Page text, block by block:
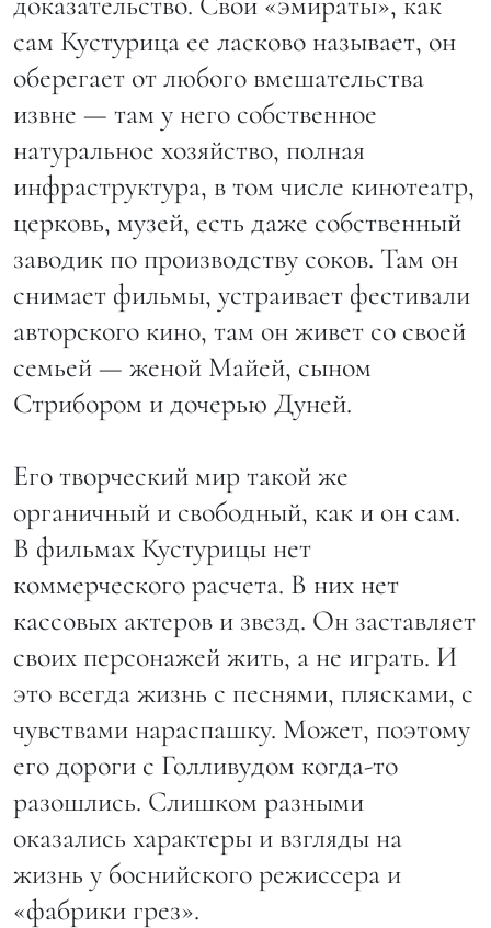
сам Кустурица ее ласково называет, он
оберегает от любого вмешательства
извне — там у него собственное
натуральное хозяйство, полная
инфраструктура, в том числе кинотеатр,
церковь, музей, есть даже собственный
заводик по производству соков. Там он
снимает фильмы, устраивает фестивали
авторского кино, там он живет со своей
семьей — женой Майей, сыном
Стрибором и дочерью Дуней.
Его творческий мир такой же
органичный и свободный, как и он сам.
В фильмах Кустурицы нет
коммерческого расчета. В них нет
кассовых актеров и звезд. Он заставляет
своих персонажей жить, а не играть. И
это всегда жизнь с песнями, плясками, с
чувствами нараспашку. Может, поэтому
его дороги с Голливудом когда-то
разошлись. Слишком разными
оказались характеры и взгляды на
жизнь у боснийского режиссера и
«фабрики грез».